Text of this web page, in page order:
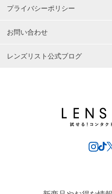
プライバシーポリシー
お問い合わせ
レンズリスト公式ブログ